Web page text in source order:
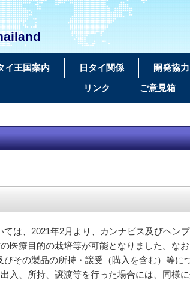
イ王国案内 日タイ関係 開発協力
リンク
ご意見箱
は、2021年2月より、カンナビス及びヘ
医療目的の栽培等が可能となりました。な
その製品の所持・譲受（購入を含む）等
入、所持、譲渡等を行った場合には、同様